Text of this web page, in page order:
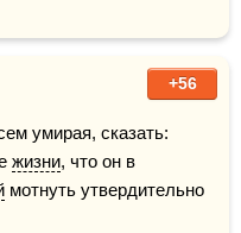
+56
умирая, сказать:
жизни, что он в
мотнуть утвердительно